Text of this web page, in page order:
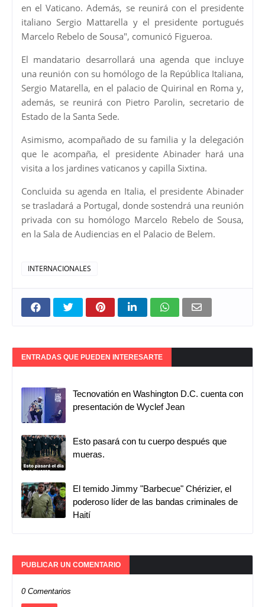
en el Vaticano. Además, se reunirá con el presidente
italiano Sergio Mattarella y el presidente portugués
Marcelo Rebelo de Sousa", comunicó Figueroa.
El mandatario desarrollará una agenda que incluye
una reunión con su homólogo de la República Italiana,
Sergio Matarella, en el palacio de Quirinal en Roma y,
además, se reunirá con Pietro Parolin, secretario de
Estado de la Santa Sede.
Asimismo, acompañado de su familia y la delegación
que le acompaña, el presidente Abinader hará una
visita a los jardines vaticanos y capilla Sixtina.
Concluida su agenda en Italia, el presidente Abinader
se trasladará a Portugal, donde sostendrá una reunión
privada con su homólogo Marcelo Rebelo de Sousa,
en la Sala de Audiencias en el Palacio de Belem.
INTERNACIONALES
ENTRADAS QUE PUEDEN INTERESARTE
Tecnovatión en Washington D.C. cuenta con
presentación de Wyclef Jean
Esto pasará con tu cuerpo después que
mueras.
El temido Jimmy "Barbecue" Chérizier, el
poderoso líder de las bandas criminales de
Haití
PUBLICAR UN COMENTARIO
0 Comentarios